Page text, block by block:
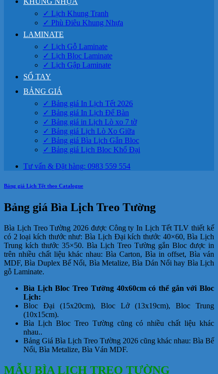
✓ Lịch Khung Tranh
✓ Phù Điêu Khung Nhựa
LAMINATE
✓ Lịch Gỗ Laminate
✓ Lịch Bloc Laminate
✓ Lịch Gập Laminate
SỔ TAY
BẢNG GIÁ
✓ Bảng giá In Lịch Tết 2026
✓ Bảng giá In Lịch Để Bàn
✓ Bảng giá in Lịch Lò xo 7 tờ
✓ Bảng giá Lịch Lò Xo Giữa
✓ Bảng giá Bìa Lịch Gắn Bloc
✓ Bảng giá Lịch Bloc Khổ Đại
Tư vấn & Đặt hàng: 0983 559 554
Bảng giá Lịch Tết theo Catalogue
Bảng giá Bìa Lịch Treo Tường
Bìa Lịch Treo Tường 2026 được Công ty In Lịch Tết TLV thiết kế
có 2 loại kích thước như: Bìa Lịch Đại kích thước 40×60, Bìa Lịch
Trung kích thước 35×50. Bìa Lịch Treo Tường gắn Bloc được in
trên nhiều chất liệu khác nhau: Bìa Carton, Bìa in offset, Bìa ván
MDF, Bìa Duplex Bế Nổi, Bìa Metalize, Bìa Dán Nổi hay Bìa Lịch
gỗ Laminate.
Bìa Lịch Bloc Treo Tường 40x60cm có thể gắn với Bloc
Lịch:
Bloc Đại (15x20cm), Bloc Lở (13x19cm), Bloc Trung
(10x15cm).
Bìa Lịch Bloc Treo Tường cũng có nhiều chất liệu khác
nhau..
Bảng Giá Bìa Lịch Treo Tường 2026 cũng khác nhau: Bìa Bế
Nổi, Bìa Metalize, Bìa Ván MDF.
MẪU BÌA LỊCH TREO TƯỜNG